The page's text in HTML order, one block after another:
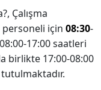
Çalışma
için 08:30-
17:00 saatleri
birlikte 17:00-08:00